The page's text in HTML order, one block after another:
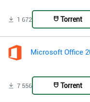
1 672 Torrent
Microsoft Office
7 556 Torrent